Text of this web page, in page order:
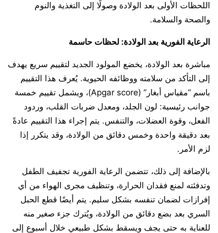
اللحظات الأولى بعد الولادة وصولًا إلى التغذية والنوم
والصحة والسلامة.
الرعاية الفورية بعد الولادة: لحظات حاسمة
مباشرة بعد الولادة، يخضع المولود الجديد لتقييم سريع يهدف
إلى التأكد من سلامته ووظائفه الحيوية. يُعرف هذا التقييم
باسم “مقياس أبغار” (Apgar score)، ويشمل تقييم خمسة
جوانب رئيسية: لون الجلد، ومعدل ضربات القلب، وردود
الفعل، وقوة العضلات، والتنفس. يتم إجراء هذا التقييم عادةً
بعد دقيقة واحدة وخمس دقائق من الولادة، وقد يتكرر إذا
لزم الأمر.
بالإضافة إلى ذلك، تتضمن الرعاية الفورية تجفيف الطفل
وتدفئته لمنع فقدان الحرارة، وتنظيف مجرى الهواء من أي
إفرازات لضمان تنفسه بشكل سليم. يتم أيضًا قطع الحبل
السري بعد بضع دقائق من الولادة، ويُترك جزء صغير منه
للعناية به حتى يجف ويسقط بشكل طبيعي خلال أسبوع إلى